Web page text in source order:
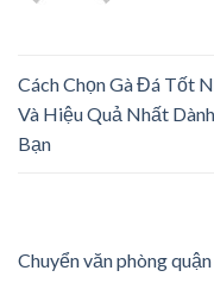
Cách Chọn Gà Đá Tốt
Và Hiệu Quả Nhất
Bạn
Chuyển văn phòng